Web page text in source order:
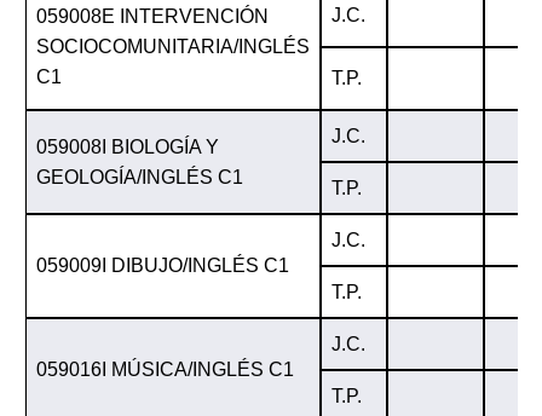
059008E INTERVENCIÓN
SOCIOCOMUNITARIA/INGLÉS
C1
J.C.
T.P.
059008I BIOLOGÍA Y
GEOLOGÍA/INGLÉS C1
J.C.
T.P.
059009I DIBUJO/INGLÉS C1
J.C.
T.P.
059016I MÚSICA/INGLÉS C1
J.C.
T.P.